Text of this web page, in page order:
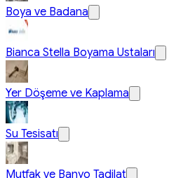
Boya ve Badana
Bianca Stella Boyama Ustaları
Yer Döşeme ve Kaplama
Su Tesisatı
Mutfak ve Banyo Tadilat